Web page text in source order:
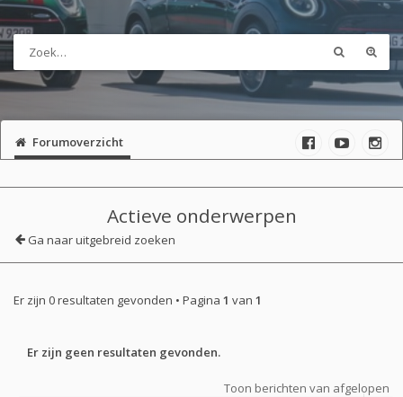
Forumoverzicht
Actieve onderwerpen
Ga naar uitgebreid zoeken
Er zijn 0 resultaten gevonden • Pagina 1 van 1
Er zijn geen resultaten gevonden.
Toon berichten van afgelopen